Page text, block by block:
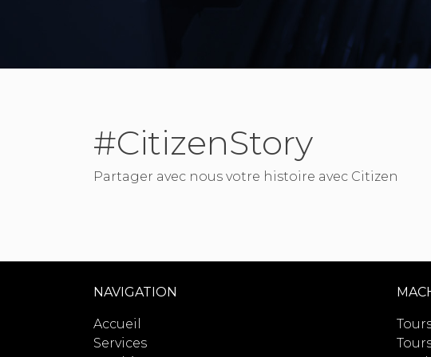
#CitizenStory
Partager avec nous votre histoire avec Citizen
NAVIGATION
Accueil
Services